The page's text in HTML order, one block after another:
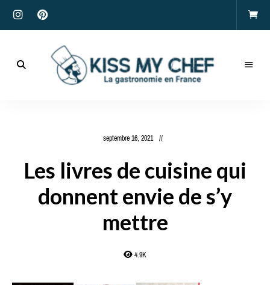
septembre 16, 2021
Les livres de cuisine qui
donnent envie de s’y
mettre
4.9K